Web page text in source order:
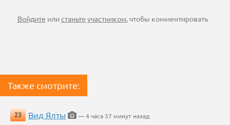
Войдите илистаньте участником, чтобы комментировать
Также смотрите:
23 Вид Ялты
— 4 часа 57 минут назад